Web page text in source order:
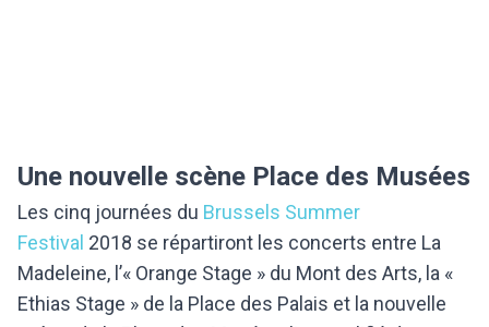
Une nouvelle scène Place des Musées
Les cinq journées du Brussels Summer
Festival 2018 se répartiront les concerts entre La
Madeleine, l’« Orange Stage » du Mont des Arts, la «
Ethias Stage » de la Place des Palais et la nouvelle